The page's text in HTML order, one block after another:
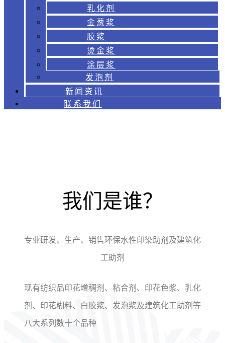
乳化剂
金葱浆
胶浆
烫金浆
涂层浆
发泡剂
新闻资讯
联系我们
我们是谁？
专业研发、生产、销售环保水性印染助剂及建筑化
工助剂
现有纺织品印花增稠剂、粘合剂、印花色浆、乳化
剂、印花糊料、白胶浆、发泡浆及建筑化工助剂等
八大系列数十个品种